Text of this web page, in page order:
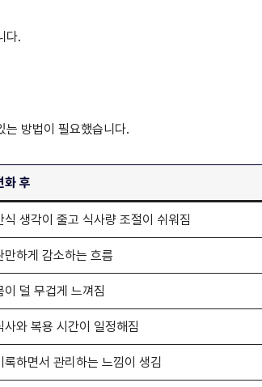
다.
는 방법이 필요했습니다.
화 후
식 생각이 줄고 식사량 조절이 쉬워짐
만하게 감소하는 흐름
이 덜 무겁게 느껴짐
사와 복용 시간이 일정해짐
록하면서 관리하는 느낌이 생김